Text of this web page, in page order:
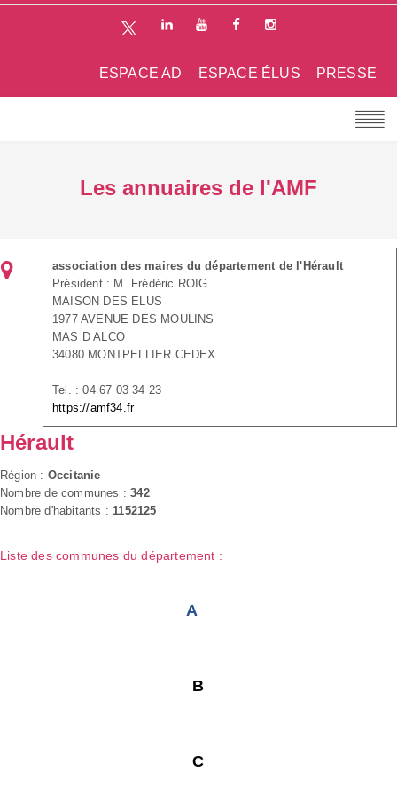
PRESSE
ESPACE ÉLUS
ESPACE AD
Les annuaires de l'AMF
association des maires du département de l'Hérault
Président : M. Frédéric ROIG
MAISON DES ELUS
1977 AVENUE DES MOULINS
MAS D ALCO
34080 MONTPELLIER CEDEX
Tel. : 04 67 03 34 23
https://amf34.fr
Hérault
Région : Occitanie
Nombre de communes :342
Nombre d'habitants : 1152125
Liste des communes du département :
A
B
C